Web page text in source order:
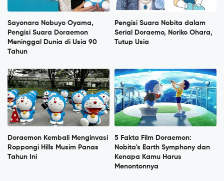
Sayonara Nobuyo Oyama,
Pengisi Suara Doraemon
Meninggal Dunia di Usia 90
Tahun
Pengisi Suara Nobita dalam
Serial Doraemo, Noriko Ohara,
Tutup Usia
Doraemon Kembali Menginvasi
Roppongi Hills Musim Panas
Tahun Ini
5 Fakta Film Doraemon:
Nobita's Earth Symphony dan
Kenapa Kamu Harus
Menontonnya